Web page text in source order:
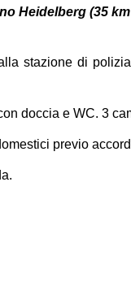
Heidelberg (35
stazione di
doccia e WC. 3
previo